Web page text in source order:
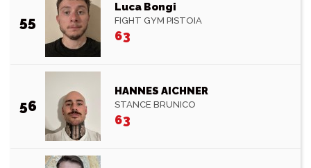
55
Luca Bongi
FIGHT GYM PISTOIA
63
56
HANNES AICHNER
STANCE BRUNICO
63